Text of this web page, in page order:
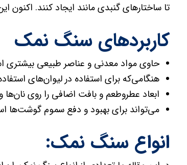
تا ساختارهای گنبدی مانند ایجاد کنند.
کاربردهای سنگ نمک
حاوی مواد معدنی و عناصر طبیعی
هنگامی‌که برای استفاده در لیوان‌های
ابعاد عطروطعم و بافت اضافی را روی
می‌تواند برای بهبود و دفع سموم گوشت‌ها
انواع سنگ نمک: